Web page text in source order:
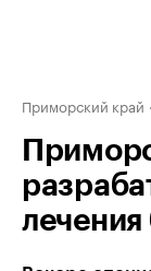
Приморский край